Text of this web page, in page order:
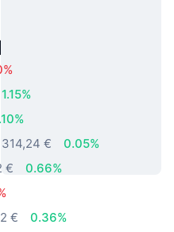
Populaires
1.15%
314,24 €
0.05%
€
0.66%
€
0.36%